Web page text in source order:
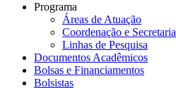
Programa
Áreas de Atuação
Coordenação e Secretaria
Linhas de Pesquisa
Documentos Acadêmicos
Bolsas e Financiamentos
Bolsistas